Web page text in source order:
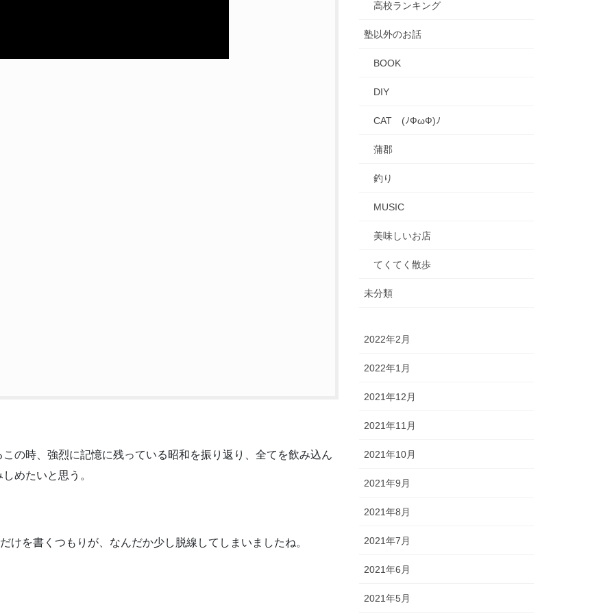
の時、強烈に記憶に残っている昭和を振り返り、全てを飲み込ん
めたいと思う。
けを書くつもりが、なんだか少し脱線してしまいましたね。
高校ランキング
塾以外のお話
BOOK
DIY
CAT (ﾉФωФ)ﾉ
蒲郡
釣り
MUSIC
美味しいお店
てくてく散歩
未分類
2022年2月
2022年1月
2021年12月
2021年11月
2021年10月
2021年9月
2021年8月
2021年7月
2021年6月
2021年5月